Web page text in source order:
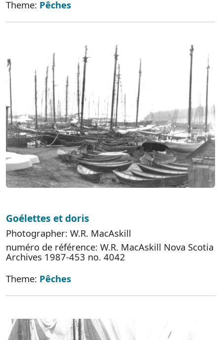
Theme: Pêches
Goélettes et doris
Photographer: W.R. MacAskill
numéro de référence: W.R. MacAskill Nova Scotia
Archives 1987-453 no. 4042
Theme: Pêches